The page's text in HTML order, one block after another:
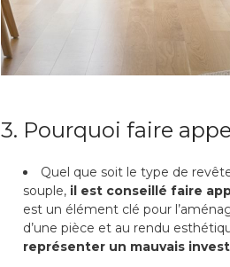
3. Pourquoi faire
Quel que soit le type de
souple, il est conseillé faire
est un élément clé pour
d’une pièce et au rendu
représenter un mauvais